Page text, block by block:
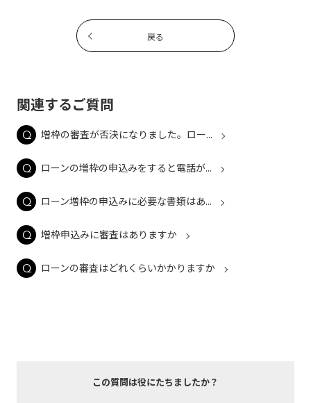
戻る
関連するご質問
増枠の審査が否決になりました。ロー...
ローンの増枠の申込みをすると電話が...
ローン増枠の申込みに必要な書類はあ...
増枠申込みに審査はありますか
ローンの審査はどれくらいかかりますか
この質問は役にたちましたか？